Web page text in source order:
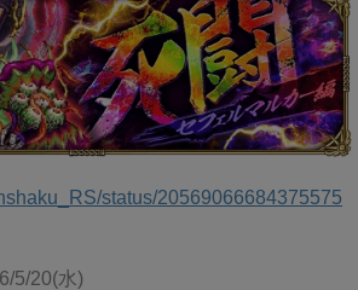
status/20569066684375575
5/20(水)